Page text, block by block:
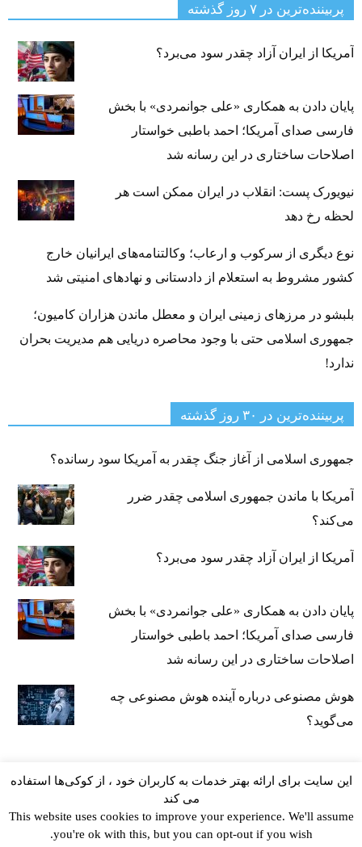
پربیننده‌ترین‌ در ۷ روز گذشته
آمریکا از ایران آزاد چقدر سود می‌برد؟
پایان دادن به همکاری «علی جوانمردی» با بخش
فارسی صدای آمریکا؛ احمد باطبی خواستار
اصلاحات ساختاری در این رسانه شد
نیویورک پست: انقلاب در ایران ممکن است هر
لحظه رخ دهد
نوع دیگری از سرکوب و ارعاب؛ وکالتنامه‌های ایرانیان خارج
کشور مشروط به استعلام از دادستانی و نهادهای امنیتی شد
بلبشو در مرزهای زمینی ایران و معطل ماندن هزاران کامیون؛
جمهوری اسلامی حتی با وجود محاصره دریایی هم مدیریت بحران
ندارد!
پربیننده‌ترین‌ در ۳۰ روز گذشته
جمهوری اسلامی از آغاز جنگ چقدر به آمریکا سود رسانده؟
آمریکا با ماندن جمهوری اسلامی چقدر ضرر
می‌کند؟
آمریکا از ایران آزاد چقدر سود می‌برد؟
پایان دادن به همکاری «علی جوانمردی» با بخش
فارسی صدای آمریکا؛ احمد باطبی خواستار
اصلاحات ساختاری در این رسانه شد
هوش مصنوعی درباره آینده هوش مصنوعی چه
می‌گوید؟
این سایت برای ارائه بهتر خدمات به کاربران خود ، از کوکی‌ها استفاده
می کند
This website uses cookies to improve your experience. We'll assume
you're ok with this, but you can opt-out if you wish.